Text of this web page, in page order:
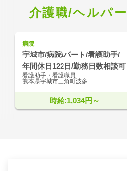
介護職/ヘルパー
病院
宇城市/病院/パート/看護助手/
年間休日122日/勤務日数相談可
看護助手・看護職員
熊本県宇城市三角町波多
時給:1,034円～